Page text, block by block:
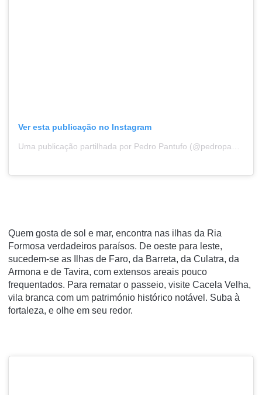
Ver esta publicação no Instagram
Quem gosta de sol e mar, encontra nas ilhas da Ria
Formosa verdadeiros paraísos. De oeste para leste,
sucedem-se as Ilhas de Faro, da Barreta, da Culatra, da
Armona e de Tavira, com extensos areais pouco
frequentados. Para rematar o passeio, visite Cacela Velha,
vila branca com um património histórico notável. Suba à
fortaleza, e olhe em seu redor.